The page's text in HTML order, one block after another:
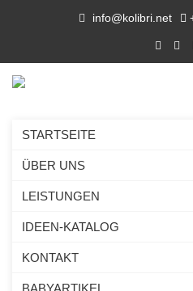
info@kolibri.net
STARTSEITE
ÜBER UNS
LEISTUNGEN
IDEEN-KATALOG
KONTAKT
BABYARTIKEL